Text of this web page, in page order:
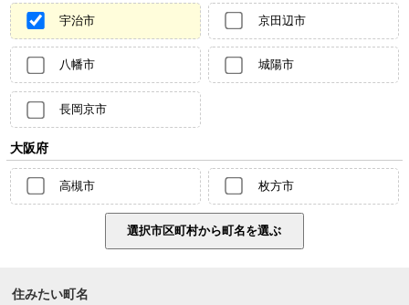
宇治市 京田辺市
八幡市 城陽市
長岡京市
大阪府
高槻市 枚方市
住みたい町名